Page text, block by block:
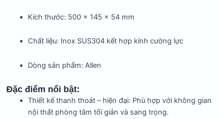
Kích thước: 500 x 145 x 54 mm
Chất liệu: Inox SUS304 kết hợp kính cường lực
Dòng sản phẩm: Allen
Đặc điểm nổi bật:
Thiết kế thanh thoát – hiện đại: Phù hợp với không gian
nội thất phòng tắm tối giản và sang trọng.